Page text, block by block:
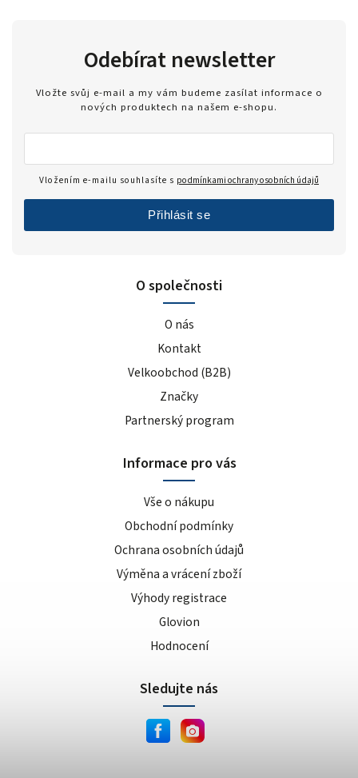
O společnosti
O nás
Kontakt
Velkoobchod (B2B)
Značky
Partnerský program
Informace pro vás
Vše o nákupu
Obchodní podmínky
Ochrana osobních údajů
Výměna a vrácení zboží
Výhody registrace
Glovion
Hodnocení
Odebírat newsletter
Vložte svůj e-mail a my vám budeme zasílat informace o
nových produktech na našem e-shopu.
Vložením e-mailu souhlasíte s podmínkami ochrany osobních údajů
Přihlásit se
Sledujte nás